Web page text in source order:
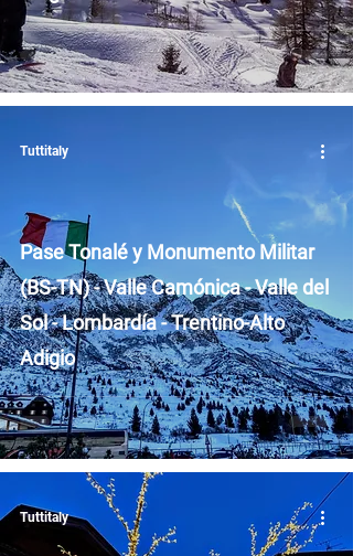
Pase Tonalé y Monumento Militar
(BS-TN) - Valle Camónica - Valle del
Sol - Lombardía - Trentino-Alto
Adigio
Tuttitaly
Tuttitaly